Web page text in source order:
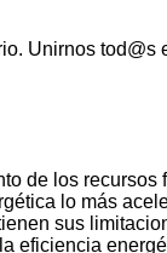
Unirnos tod@s
de los
lo más
sus
eficiencia